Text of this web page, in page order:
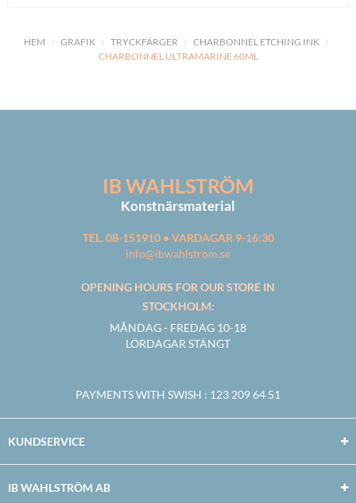
HEM GRAFIK TRYCKFÄRGER
CHARBONNEL ETCHING INK
CHARBONNEL ULTRAMARINE 60ML
IB WAHLSTRÖM
Konstnärsmaterial
TEL. 08-151910 • VARDAGAR 9-16:30
info@ibwahlstrom.se
OPENING HOURS FOR OUR STORE IN
STOCKHOLM:
MÅNDAG - FREDAG 10-18
LÖRDAGAR STÄNGT
PAYMENTS WITH SWISH : 123 209 64 51
KUNDSERVICE
IB WAHLSTRÖM AB